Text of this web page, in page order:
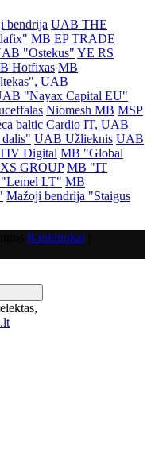
bendrija UAB THE
MB EP TRADE
"Ostekus" YE RS
Hotfixas MB
UAB
"Nayax Capital EU"
Niomesh MB MSP
baltic Cardio IT, UAB
UAB Užlieknis UAB
Digital MB "Global
GROUP MB "IT
LT" MB
Mažoji bendrija "Staigus
Rankinukai